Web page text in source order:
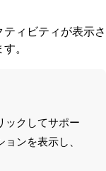
ィビティが表示さ
。
ックしてサポー
ンを表示し、